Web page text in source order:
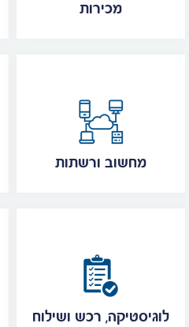
מכירות
מחשוב ורשתות
לוגיסטיקה, רכש ושילוח